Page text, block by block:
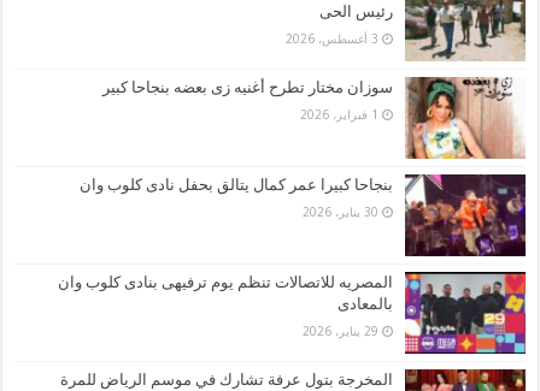
رئيس الحى
3 أغسطس، 2026
سوزان مختار تطرح أغنيه زى بعضه بنجاحا كبير
1 فبراير، 2026
بنجاحا كبيرا عمر كمال يتالق بحفل نادى كلوب وان
30 يناير، 2026
المصريه للاتصالات تنظم يوم ترفيهى بنادى كلوب وان
بالمعادى
29 يناير، 2026
المخرجة بتول عرفة تشارك في موسم الرياض للمرة